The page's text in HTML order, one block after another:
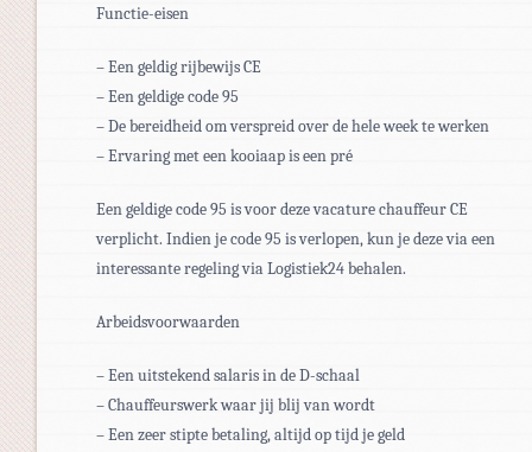
Functie-eisen
– Een geldig rijbewijs CE
– Een geldige code 95
– De bereidheid om verspreid over de hele week te werken
– Ervaring met een kooiaap is een pré
Een geldige code 95 is voor deze vacature chauffeur CE
verplicht. Indien je code 95 is verlopen, kun je deze via een
interessante regeling via Logistiek24 behalen.
Arbeidsvoorwaarden
– Een uitstekend salaris in de D-schaal
– Chauffeurswerk waar jij blij van wordt
– Een zeer stipte betaling, altijd op tijd je geld